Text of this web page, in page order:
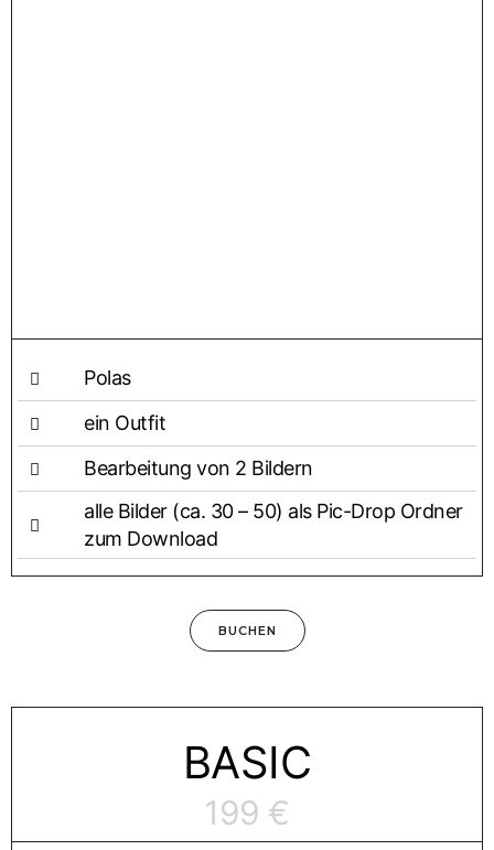
Polas
ein Out­fit
Bear­bei­tung von 2 Bildern
alle Bil­der (ca. 30 – 50) als Pic-Drop Ord­ner
zum Download
BUCHEN
BASIC
199 €